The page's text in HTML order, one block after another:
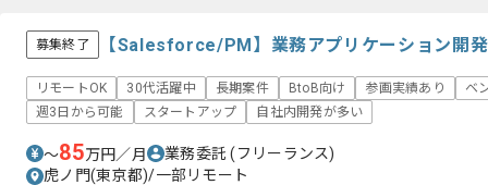
募集終了 【Salesforce/PM】業務アプリケーション開
リモートOK 30代活躍中 長期案件 BtoB向け 参画実績あり
ベ
週3日から可能
スタートアップ 自社内開発が多い
〜85万円／月 業務委託(フリーランス)
虎ノ門(東京都)/一部リモート